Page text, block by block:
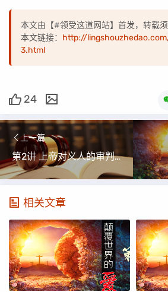
本文由【#领受这道网站】首发，转载须
本文链接： http://
3.html
24
上一篇
第2讲 上帝对义人的审判！
相关文章